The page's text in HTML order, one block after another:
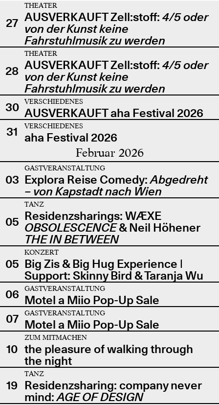
27
THEATER
AUSVERKAUFT Zell:stoff: 4/5 oder
von der Kunst keine
Fahrstuhlmusik zu werden
28
THEATER
AUSVERKAUFT Zell:stoff: 4/5 oder
von der Kunst keine
Fahrstuhlmusik zu werden
30
VERSCHIEDENES
AUSVERKAUFT aha Festival 2026
31
VERSCHIEDENES
aha Festival 2026
Februar 2026
03
GASTVERANSTALTUNG
Explora Reise Comedy:Abgedreht
– von Kapstadt nach Wien
05
TANZ
Residenzsharings: WÆXE
OBSOLESCENCE& Neil Höhener
THE IN BETWEEN
05
KONZERT
Big Zis & Big Hug Experience |
Support: Skinny Bird & Taranja Wu
06
GASTVERANSTALTUNG
Motel a Miio Pop-Up Sale
07
GASTVERANSTALTUNG
Motel a Miio Pop-Up Sale
10
ZUM MITMACHEN
the pleasure of walking through
the night
19
TANZ
Residenzsharing: company never
mind:AGE OF DESIGN